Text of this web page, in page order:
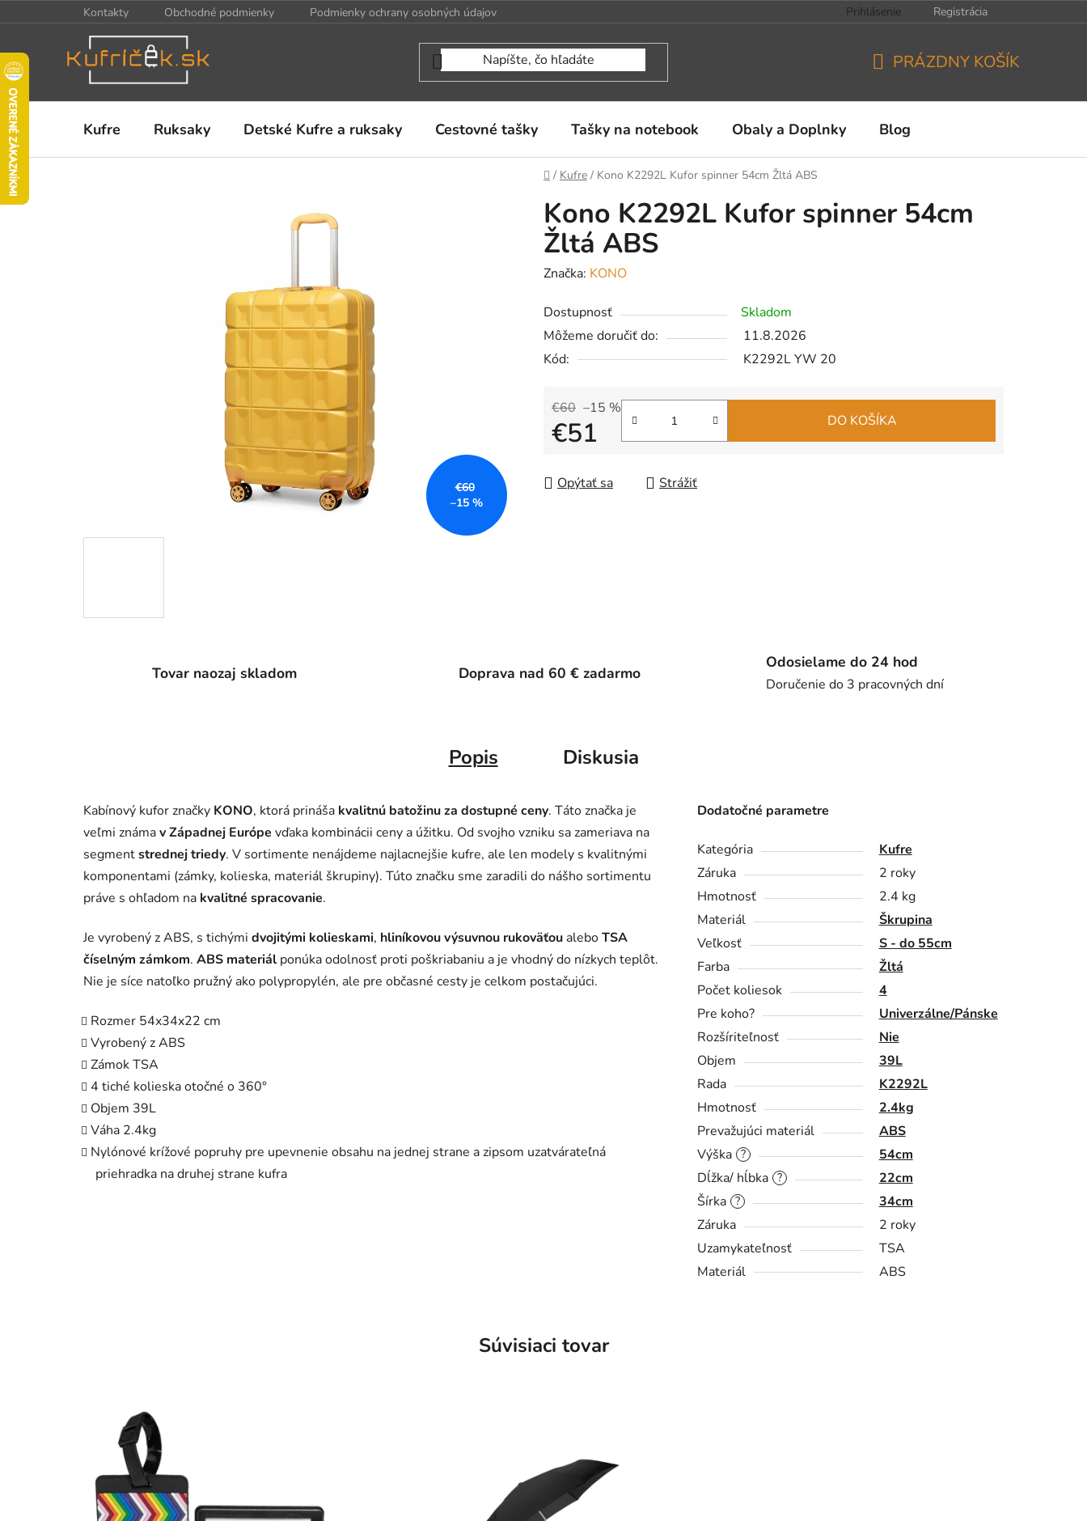
na
Kontakty Obchodné podmienky Podmienky ochrany osobných údajov Prihlásenie Registrácia
KOŠÍK
PRÁZDNY KOŠÍK
Kufre Ruksaky Detské Kufre a ruksaky Cestovné tašky Tašky na notebook Obaly a Doplnky Blog
Domov
/ Kufre / Kono K2292L Kufor spinner 54cm Žltá ABS
Kono K2292L Kufor spinner 54cm
Žltá ABS
Značka: KONO
Dostupnosť
Skladom
Môžeme doručiť do:
11.8.2026
Kód:
K2292L YW 20
€60 –15 %
€51 DO KOŠÍKA
Opýtať sa Strážiť
€60
–15 %
Tovar naozaj skladom Doprava nad 60 € zadarmo
Odosielame do 24 hod
Doručenie do 3 pracovných dní
Popis Diskusia
Kabínový kufor značky KONO, ktorá prináša kvalitnú batožinu za dostupné ceny. Táto značka je
veľmi známav Západnej Európe vďaka kombinácii ceny a úžitku. Od svojho vzniku sa zameriava na
segmentstrednej triedy. V sortimente nenájdeme najlacnejšie kufre, ale len modely s kvalitnými
komponentami (zámky, kolieska, materiál škrupiny). Túto značku sme zaradili do nášho sortimentu
práve s ohľadom na kvalitné spracovanie.
Je vyrobený z ABS, s tichými dvojitými kolieskami, hliníkovou výsuvnou rukoväťou aleboTSA
číselným zámkom. ABS materiál ponúka odolnosť proti poškriabaniu a je vhodný do nízkych teplôt.
Nie je síce natoľko pružný ako polypropylén, ale pre občasné cesty je celkom postačujúci.
Rozmer 54x34x22 cm
Vyrobený z ABS
Zámok TSA
4 tiché kolieska otočné o 360°
Objem 39L
Váha 2.4kg
Nylónové krížové popruhy pre upevnenie obsahu na jednej strane a zipsom uzatvárateľná
priehradka na druhej strane kufra
Dodatočné parametre
Kategória
Kufre
Záruka
2 roky
Hmotnosť
2.4 kg
Materiál
Škrupina
Veľkosť
S - do 55cm
Farba
Žltá
Počet koliesok
4
Pre koho?
Univerzálne/Pánske
Rozšíriteľnosť
Nie
Objem
39L
Rada
K2292L
Hmotnosť
2.4kg
Prevažujúci materiál
ABS
?
Výška 54cm
?
Dĺžka/ hĺbka 22cm
?
Šírka
34cm
Záruka
2 roky
Uzamykateľnosť
TSA
Materiál
ABS
Súvisiaci tovar